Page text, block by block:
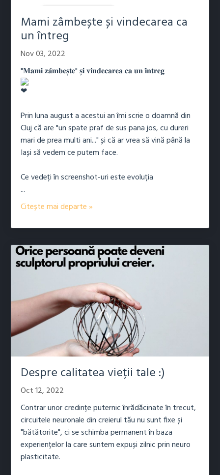
Mami zâmbește și vindecarea ca
un întreg
Nov 03, 2022
"𝐌𝐚𝐦𝐢 𝐳𝐚̂𝐦𝐛𝐞𝐬̦𝐭𝐞" 𝐬̦𝐢 𝐯𝐢𝐧𝐝𝐞𝐜𝐚𝐫𝐞𝐚 𝐜𝐚 𝐮𝐧 𝐢̂𝐧𝐭𝐫𝐞𝐠
Prin luna august a acestui an îmi scrie o doamnă din
Cluj că are "un spate praf de sus pana jos, cu dureri
mari de prea multi ani..." și că ar vrea să vină până la
Iași să vedem ce putem face.
Ce vedeți în screenshot-uri este evoluția
...
Citește mai departe »
Despre calitatea vieții tale :)
Oct 12, 2022
Contrar unor credințe puternic înrădăcinate în trecut,
circuitele neuronale din creierul tău nu sunt fixe și
"bătătorite", ci se schimba permanent în baza
experiențelor la care suntem expuși zilnic prin neuro
plasticitate.